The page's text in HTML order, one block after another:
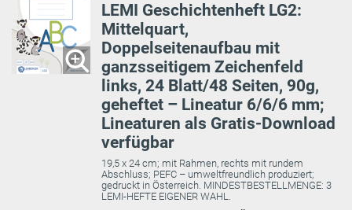
LEMI Geschichtenheft LG2:
Mittelquart,
Doppelseitenaufbau mit
ganzsseitigem Zeichenfeld
links, 24 Blatt/48 Seiten, 90g,
geheftet – Lineatur 6/6/6 mm;
Lineaturen als Gratis-Download
verfügbar
19,5 x 24 cm; mit Rahmen, rechts mit rundem
Abschluss; PEFC – umweltfreundlich produziert;
gedruckt in Österreich. MINDESTBESTELLMENGE: 3
LEMI-HEFTE EIGENER WAHL.